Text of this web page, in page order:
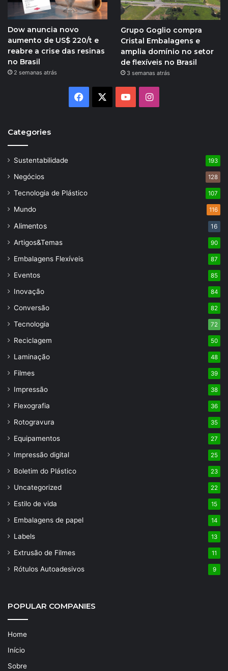
Dow anuncia novo
aumento de US$ 220/t e
reabre a crise das resinas
no Brasil
2 semanas atrás
Grupo Goglio compra
Cristal Embalagens e
amplia domínio no setor
de flexíveis no Brasil
3 semanas atrás
Facebook YouTubeInstagram
Categories
Sustentabilidade 193
Negócios 128
Tecnologia de Plástico 107
Mundo 116
Alimentos 16
Artigos&Temas 90
Embalagens Flexíveis 87
Eventos 85
Inovação 84
Conversão 82
Tecnologia 72
Reciclagem 50
Laminação 48
Filmes 39
Impressão 38
Flexografia 36
Rotogravura 35
Equipamentos 27
Impressão digital 25
Boletim do Plástico 23
Uncategorized 22
Estilo de vida 15
Embalagens de papel 14
Labels 13
Extrusão de Filmes 11
Rótulos Autoadesivos 9
POPULAR COMPANIES
Home
Início
Sobre